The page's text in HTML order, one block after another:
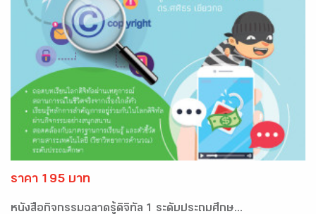
ราคา 195 บาท
หนังสือกิจกรรมฉลาดรู้ดิจิทัล 1 ระดับประถมศึกษ...